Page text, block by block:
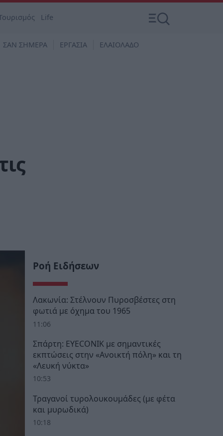
Life
ΣΑΝ ΣΗΜΕΡΑ ΕΡΓΑΣΙΑ ΕΛΑΙΟΛΑΔΟ
Ροή Ειδήσεων
Λακωνία: Στέλνουν Πυροσβέστες στη
φωτιά με όχημα του 1965
11:06
Σπάρτη: EYECONIK με σημαντικές
εκπτώσεις στην «Ανοικτή πόλη» και τη
«Λευκή νύκτα»
10:53
Τραγανοί τυρολουκουμάδες (με φέτα
και μυρωδικά)
10:18